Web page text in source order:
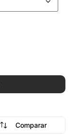
Comparar